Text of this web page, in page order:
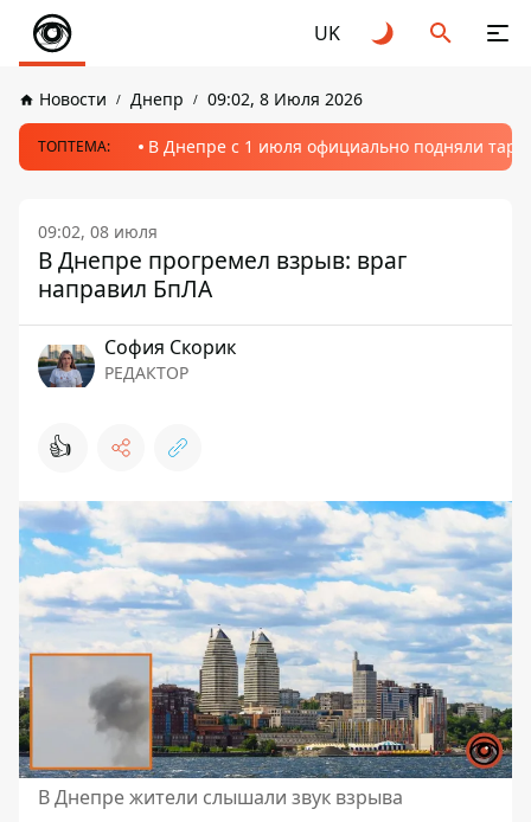
UK
Новости Днепр 09:02, 8 Июля 2026
ТОПТЕМА: В Днепре с 1 июля официально подняли
09:02, 08 июля
В Днепре прогремел взрыв: враг
направил БпЛА
София Скорик
РЕДАКТОР
👍
В Днепре жители слышали звук взрыва